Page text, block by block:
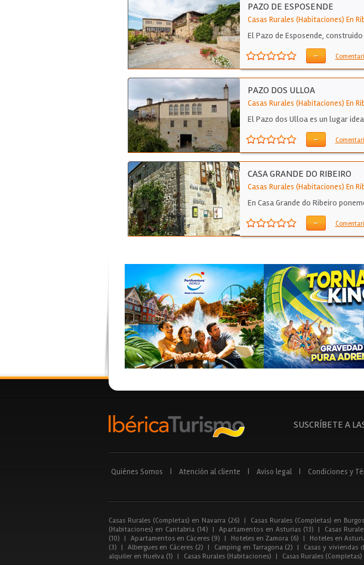
PAZO DE ESPOSENDE
Casas Rurales (Habitaciones) En
El Pazo de Esposende,
-
PAZO DOS ULLOA
Casas Rurales (Habitaciones) En
El Pazo dos Ulloa es un lugar
-
CASA GRANDE DO RIBEIRO
Casas Rurales (Habitaciones) En
En Casa Grande do Ribeiro
-
SUSCRÍBETE A
Quiénes Somos Atención al cliente Aviso legal Condiciones y
Casas Rurales (Completas) en Navarra (26) | Casas Rurales (Completas) en
(Habitaciones) en Cantabria (14)
| Apartamentos en Asturias (13) | Casas
(10)
| Apartamentos en Cáceres (9) | Hoteles en Zamora (6) | Hoteles en
(3)
| Albergues en Cáceres (2) | Camping en Tarragona (2) | Casas y viviendas
alquiler en Huelva (1)
| Casas Rurales (Habitaciones) | Casas Rurales (Completas)